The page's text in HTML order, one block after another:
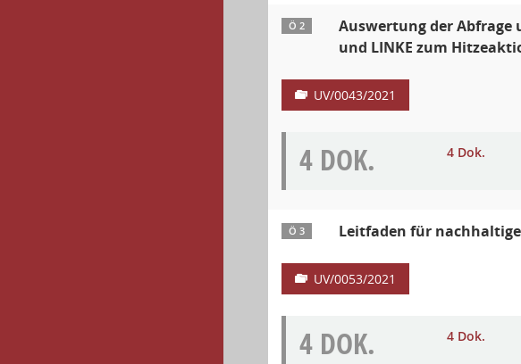
Ö 2
Auswertung der Abfrage
und LINKE zum
UV/0043/2021
4 DOK. 4 Dok.
Ö 3 Leitfaden für
UV/0053/2021
4 DOK. 4 Dok.